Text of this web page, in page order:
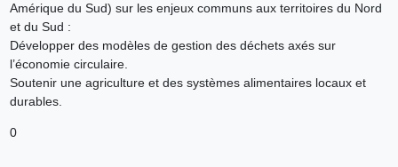
Amérique du Sud) sur les enjeux communs aux territoires du Nord
et du Sud :
Développer des modèles de gestion des déchets axés sur
l’économie circulaire.
Soutenir une agriculture et des systèmes alimentaires locaux et
durables.
0